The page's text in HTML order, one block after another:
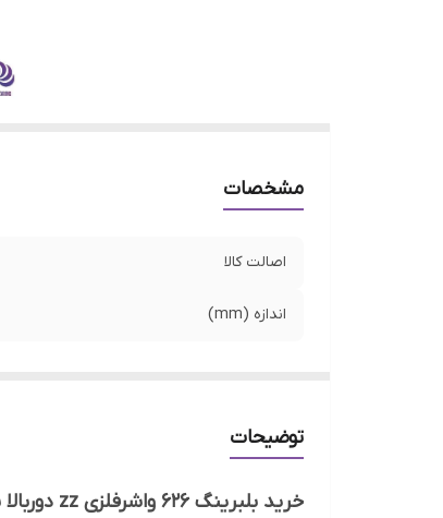
مشخصات
اصالت کالا
اندازه (mm)
توضیحات
خرید بلبرینگ 626 واشرفلزی zz دوربالا برند NMB سنگاپور دست 10 عددی